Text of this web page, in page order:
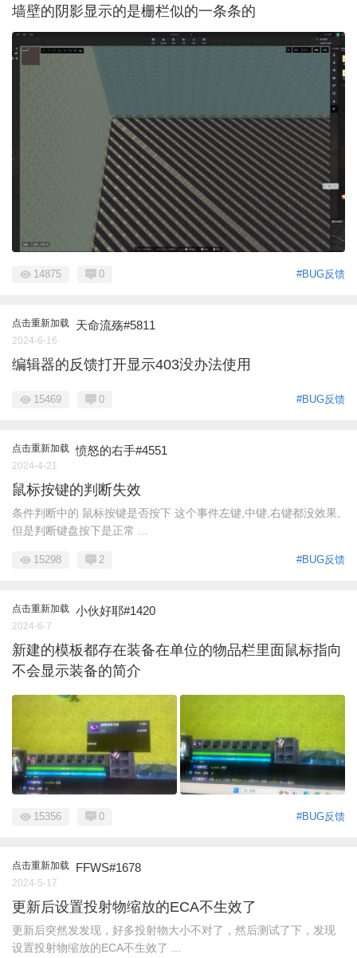
墙壁的阴影显示的是栅栏似的一条条的
#BUG反馈
14875 0
点击重新加载 天命流殇#5811
2024-6-16
编辑器的反馈打开显示403没办法使用
#BUG反馈
15469 0
点击重新加载 愤怒的右手#4551
2024-4-21
鼠标按键的判断失效
条件判断中的 鼠标按键是否按下 这个事件左键,中键,右键都没效果,
但是判断键盘按下是正常 ...
#BUG反馈
15298 2
点击重新加载 小伙好耶#1420
2024-6-7
新建的模板都存在装备在单位的物品栏里面鼠标指向
不会显示装备的简介
#BUG反馈
15356 0
点击重新加载 FFWS#1678
2024-5-17
更新后设置投射物缩放的ECA不生效了
更新后突然发发现，好多投射物大小不对了，然后测试了下，发现
设置投射物缩放的ECA不生效了 ...